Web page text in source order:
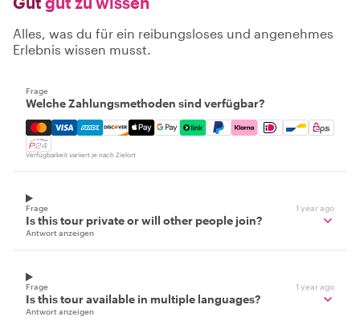
Alles, was du für ein reibungsloses und angenehmes
Erlebnis wissen musst.
Frage
Welche Zahlungsmethoden sind verfügbar?
Mastercard, Visa, Amex, Discover, Apple Pay, Google
Verfügbarkeit variiert je nach Zielort
Frage 1 year ago
Is this tour private or will other people join?
Antwort anzeigen
Frage 1 year ago
Is this tour available in multiple languages?
Antwort anzeigen